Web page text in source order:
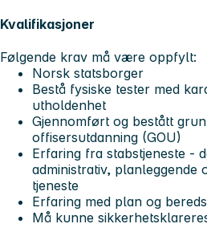
Kvalifikasjoner
Følgende krav må være oppfylt:
Norsk statsborger
Bestå fysiske tester med
utholdenhet
Gjennomført og bestått
offisersutdanning (GOU)
Erfaring fra stabstjeneste -
administrativ, planleggende
tjeneste
Erfaring med plan og
Må kunne